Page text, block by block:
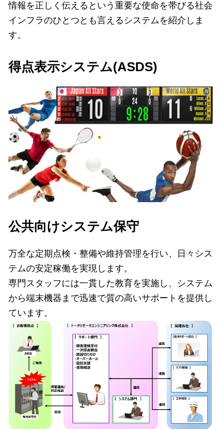
情報を正しく伝えるという重要な使命を帯びる社会
インフラのひとつとも言えるシステムを紹介しま
す。
得点表示システム(ASDS)
公共向けシステム保守
万全な定期点検・整備や維持管理を行い、日々シス
テムの安定稼働を実現します。
専門スタッフには一貫した教育を実施し、システム
から端末機器まで迅速で質の高いサポートを提供し
ています。